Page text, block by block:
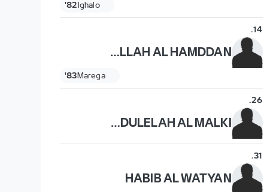
Ighalo
82'
14
.
ABDULLAH AL HAMDDAN
Marega
83'
26
.
ABDULELAH AL MALKI
31
.
HABIB AL WATYAN